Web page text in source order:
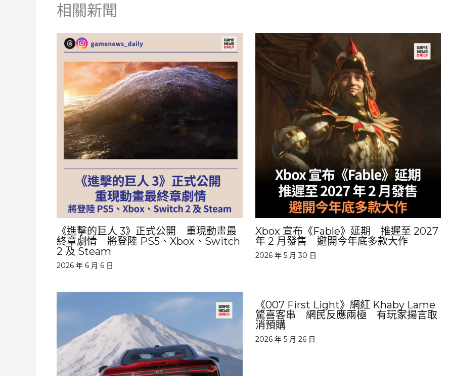
相關新聞
《進擊的巨人 3》正式公開 重現動畫最
終章劇情 將登陸 PS5、Xbox、Switch
2 及 Steam
2026 年 6 月 6 日
Xbox 宣布《Fable》延期 推遲至 2027
年 2 月發售 避開今年底多款大作
2026 年 5 月 30 日
《007 First Light》網紅 Khaby Lame
驚喜客串 網民反應兩極 有玩家揚言取
消預購
2026 年 5 月 26 日